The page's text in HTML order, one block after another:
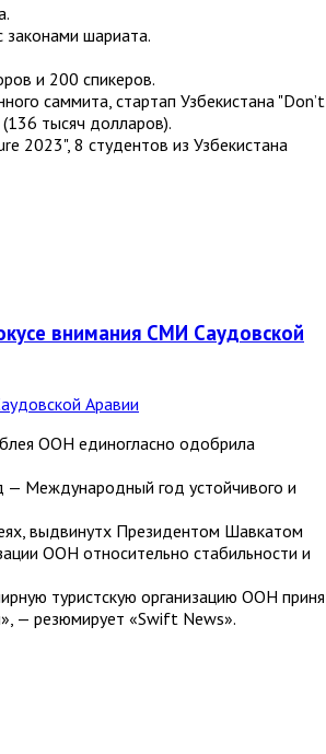
законами шариата.
и 200 спикеров.
саммита, стартап Узбекистана "Donʼt
тысяч долларов).
2023", 8 студентов из Узбекистана
внимания СМИ Саудовской
ООН единогласно одобрила
— Международный год устойчивого и
выдвинутқх Президентом Шавкатом
ООН относительно стабильности и
туристскую организацию ООН
— резюмирует «Swift News».